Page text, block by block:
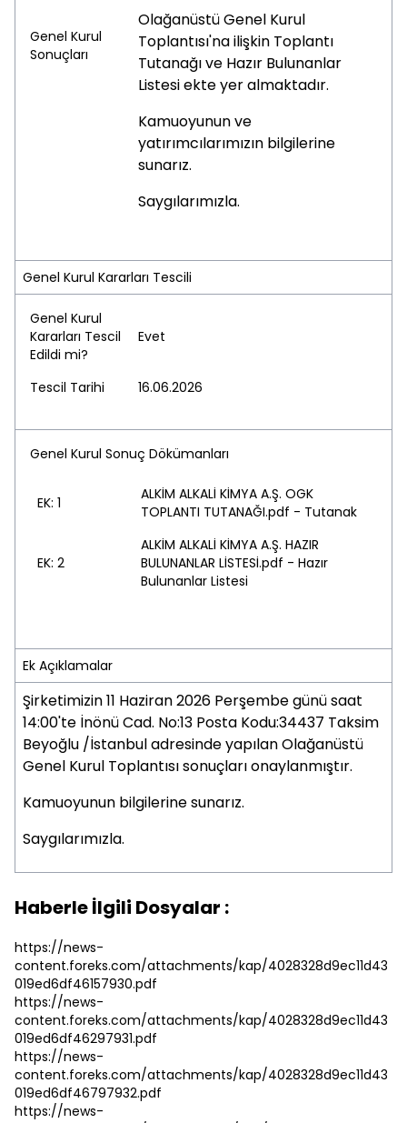
Genel Kurul
Sonuçları
Olağanüstü Genel Kurul
Toplantısı'na ilişkin Toplantı
Tutanağı ve Hazır Bulunanlar
Listesi ekte yer almaktadır.
Kamuoyunun ve
yatırımcılarımızın bilgilerine
sunarız.
Saygılarımızla.
Genel Kurul Kararları Tescili
Genel Kurul
Kararları Tescil
Edildi mi?
Evet
Tescil Tarihi 16.06.2026
Genel Kurul Sonuç Dökümanları
EK: 1
ALKİM ALKALİ KİMYA A.Ş. OGK
TOPLANTI TUTANAĞI.pdf - Tutanak
EK: 2
ALKİM ALKALİ KİMYA A.Ş. HAZIR
BULUNANLAR LİSTESİ.pdf - Hazır
Bulunanlar Listesi
Ek Açıklamalar
Şirketimizin 11 Haziran 2026 Perşembe günü saat
14:00'te İnönü Cad. No:13 Posta Kodu:34437 Taksim
Beyoğlu /İstanbul adresinde yapılan Olağanüstü
Genel Kurul Toplantısı sonuçları onaylanmıştır.
Kamuoyunun bilgilerine sunarız.
Saygılarımızla.
Haberle İlgili Dosyalar :
https://news-
content.foreks.com/attachments/kap/4028328d9ec11d43
019ed6df46157930.pdf
https://news-
content.foreks.com/attachments/kap/4028328d9ec11d43
019ed6df46297931.pdf
https://news-
content.foreks.com/attachments/kap/4028328d9ec11d43
019ed6df46797932.pdf
https://news-